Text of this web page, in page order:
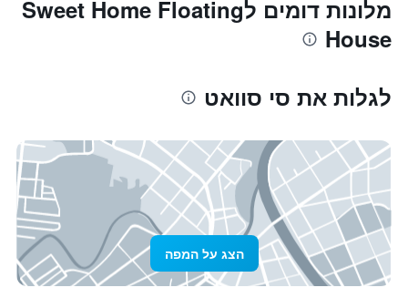
מלונות דומים לSweet Home Floating
House
לגלות את סי סוואט
הצג על המפה